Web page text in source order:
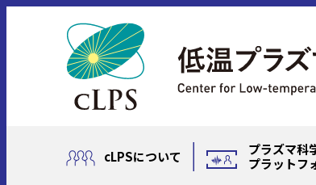
cLPSについて
プラズマ科
プラットフ